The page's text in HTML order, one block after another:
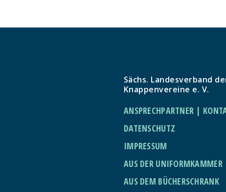
Sächs. Landesverband
Knappenvereine e. V.
ANSPRECHPARTNER |
DATENSCHUTZ
IMPRESSUM
AUS DER UNIFORMKAMMER
AUS DEM BÜCHERSCHRANK